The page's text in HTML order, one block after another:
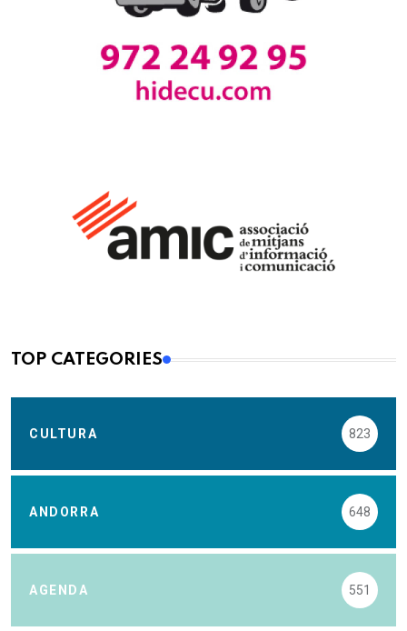
TOP CATEGORIES
CULTURA 823
ANDORRA 648
AGENDA 551